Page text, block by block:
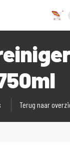
Terug naar